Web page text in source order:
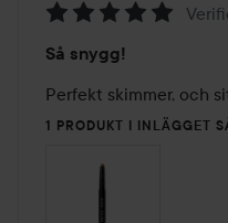
5
av
5
Så snygg!
Perfekt skimmer, och
1 PRODUKT I INLÄGGET